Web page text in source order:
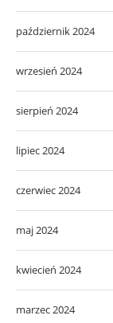
październik 2024
wrzesień 2024
sierpień 2024
lipiec 2024
czerwiec 2024
maj 2024
kwiecień 2024
marzec 2024